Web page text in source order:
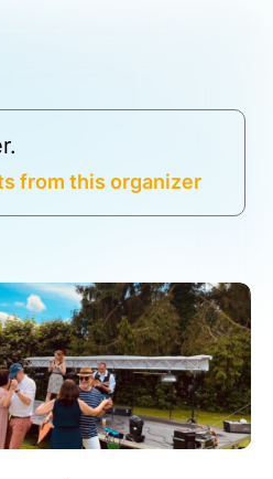
from this organizer